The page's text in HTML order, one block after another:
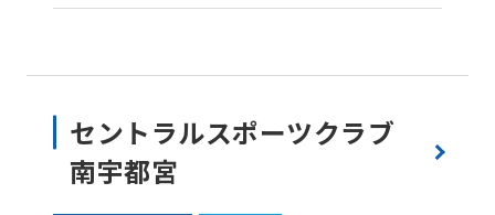
セントラルスポーツクラブ
南宇都宮